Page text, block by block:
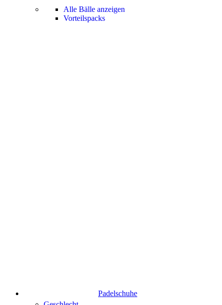
Alle Bälle anzeigen
Vorteilspacks
Padelschuhe